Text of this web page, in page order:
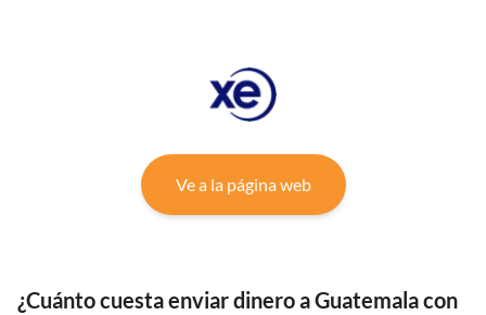
Ve a la página web
¿Cuánto cuesta enviar dinero a Guatemala con